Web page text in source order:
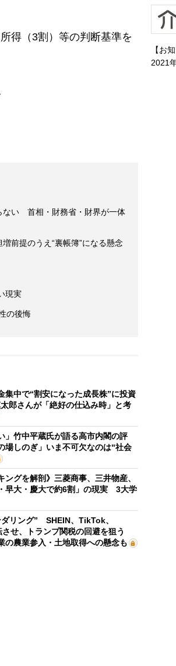
得（3割）等の判断基準を
ない 首相・財務省・財界が一体
前提のうえ“裏帳簿”になる懸念
現実
の後悔
集中で“割安になった成長株”に投資
郎さんが「絶好の仕込み時」と考
」竹中平蔵氏が語る高市内閣の評
しのぎ」いま不可欠なのは“社会
ングを解剖》三菱商事、三井物産、
早大・慶大で約6割」の現実 3大学
リング” SHEIN、TikTok、
せ、トランプ関税の回避を狙う
の農業参入・土地取得への懸念も
【お
2021